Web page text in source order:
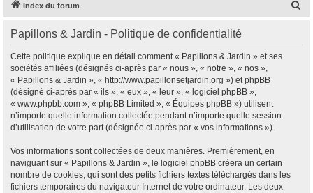
Index du forum
Papillons & Jardin - Politique de confidentialité
Cette politique explique en détail comment « Papillons & Jardin » et ses
sociétés affiliées (désignés ci-après par « nous », « notre », « nos »,
« Papillons & Jardin », « http://www.papillonsetjardin.org ») et phpBB
(désigné ci-après par « ils », « eux », « leur », « logiciel phpBB »,
« www.phpbb.com », « phpBB Limited », « Équipes phpBB ») utilisent
n’importe quelle information collectée pendant n’importe quelle session
d’utilisation de votre part (désignée ci-après par « vos informations »).
Vos informations sont collectées de deux manières. Premièrement, en
naviguant sur « Papillons & Jardin », le logiciel phpBB créera un certain
nombre de cookies, qui sont des petits fichiers textes téléchargés dans les
fichiers temporaires du navigateur Internet de votre ordinateur. Les deux